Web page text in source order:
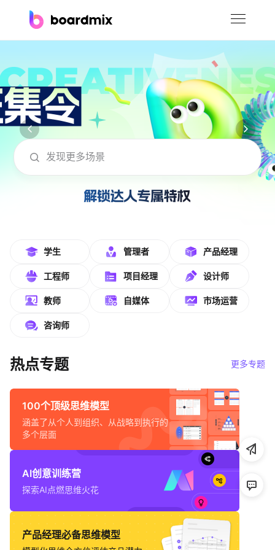
社区资源
下载
会员
企业服务
帮助中心
知识分享社区
boardmix在线模板社区-海量模板免费下
学生 管理者 产品经理
工程师 项目经理 设计师
教师 自媒体 市场运营
咨询师
热点专题 更多专题
100个顶级思维模型
涵盖了从个人到组织、从战略到执行的
多个层面
AI创意训练营
探索AI点燃思维火花
产品经理必备思维模型